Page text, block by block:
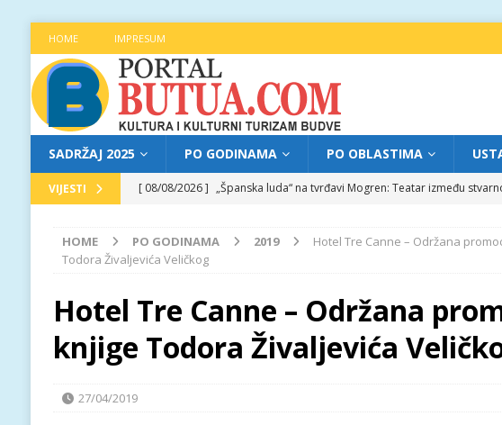
HOME IMPRESUM
SADRŽAJ 2025 PO GODINAMA PO OBLASTIMA
VIJESTI [ 08/08/2026 ] „Španska luda“ na tvrđavi Mogren: Teatar između
[ 07/08/2026 ] Trg pjesnika ugostio Mihajla Pantića: Književnost kao
[ 06/08/2026 ] Najava programa XL festivala „Grad teatar“ za petak, 7.
[ 08/08/2026 ] Najava programa XL festivala „Grad teatar“ za neđelju,
HOME PO GODINAMA 2019
Hotel Tre Canne – Održana
Todora Živaljevića Veličkog
Hotel Tre Canne – Održana
knjige Todora Živaljevića
27/04/2019